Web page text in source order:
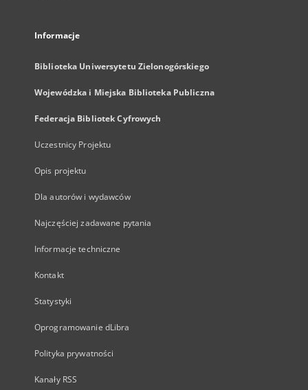
Informacje
Biblioteka Uniwersytetu Zielonogórskiego
Wojewódzka i Miejska Biblioteka Publiczna
Federacja Bibliotek Cyfrowych
Uczestnicy Projektu
Opis projektu
Dla autorów i wydawców
Najczęściej zadawane pytania
Informacje techniczne
Kontakt
Statystyki
Oprogramowanie dLibra
Polityka prywatności
Kanały RSS